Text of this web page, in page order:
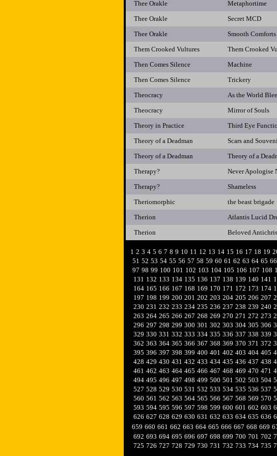
Thee Orakle
Metaphortime
Thee Orakle
Secret MCD
Thee Orakle
Smooth Comforts
Them Crooked Vultures
Them Crooked
Then Comes Silence
Machine
Then Comes Silence
Trickery
Theocracy
As the World
Theocracy
Mirror of Souls
Theory in Practice
Third Eye
Theory of a Deadman
Scars and
Theory of a Deadman
Theory of a
Therapy?
Never Apologise
Therapy?
Shameless
Theriomorphic
the beast brigade
Therion
Atlantis Lucid
Therion
Beloved
1 2 3 4 5 6 7 8 9 10 11 12 13 14 15 16 17 18 19
51 52 53 54 55 56 57 58 59 60 61 62 63 64 65 66
97 98 99 100 101 102 103 104 105 106 107 108
131 132 133 134 135 136 137 138 139 140 141
164 165 166 167 168 169 170 171 172 173 174
197 198 199 200 201 202 203 204 205 206 207
230 231 232 233 234 235 236 237 238 239 240
263 264 265 266 267 268 269 270 271 272 273
296 297 298 299 300 301 302 303 304 305 306
329 330 331 332 333 334 335 336 337 338 339
362 363 364 365 366 367 368 369 370 371 372
395 396 397 398 399 400 401 402 403 404 405
428 429 430 431 432 433 434 435 436 437 438
461 462 463 464 465 466 467 468 469 470 471
494 495 496 497 498 499 500 501 502 503 504
527 528 529 530 531 532 533 534 535 536 537
560 561 562 563 564 565 566 567 568 569 570
593 594 595 596 597 598 599 600 601 602 603
626 627 628 629 630 631 632 633 634 635 636
659 660 661 662 663 664 665 666 667 668 669
692 693 694 695 696 697 698 699 700 701 702
725 726 727 728 729 730 731 732 733 734 735